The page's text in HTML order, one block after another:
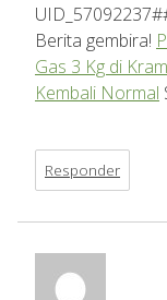
Berita gembira!
Gas 3 Kg di
Kembali Normal
Responder